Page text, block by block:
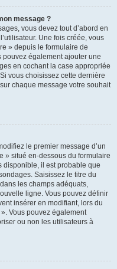
message ?
vous devez tout d’abord en
Une fois créée, vous
» depuis le formulaire de
pouvez également ajouter une
en cochant la case appropriée
vous choisissez cette dernière
chaque message votre souhait
le premier message d’un
» situé en-dessous du formulaire
disponible, il est probable que
Saisissez le titre du
les champs adéquats,
ligne. Vous pouvez définir
insérer en modifiant, lors du
Vous pouvez également
ou non les utilisateurs à